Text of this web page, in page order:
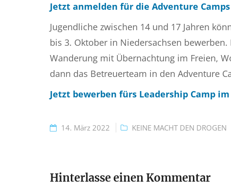
Jetzt anmelden für die Adventure
Jugendliche zwischen 14 und 17 Jahren
bis 3. Oktober in Niedersachsen
Wanderung mit Übernachtung im Freien,
dann das Betreuerteam in den Adventure
Jetzt bewerben fürs Leadership Camp
14. März 2022 KEINE MACHT DEN DROGEN
Hinterlasse einen Kommentar